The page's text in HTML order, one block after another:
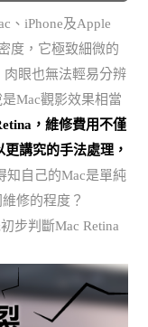
、iPhone及Apple
度，它極致細微的
肉眼也無法輕易分辨
Mac觀影效果相當
，維修費用不僅
講究的手法處理，
知自己的Mac是單純
修的程度？
步判斷Mac Retina